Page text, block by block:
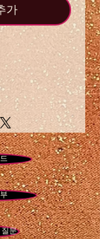
가
16인치
로우 번>은
와 욕망의 느
. 풍성하고 매
고를 추는
잎은 열정과
니다. 강렬한
란색, 복숭아
문